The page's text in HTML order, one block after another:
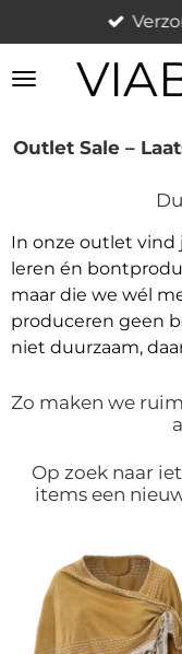
direct
naar
Outlet Sale –
In onze outlet vind
leren én
maar die we wél
produceren geen
niet duurzaam,
Zo maken we
Op zoek naar
items een